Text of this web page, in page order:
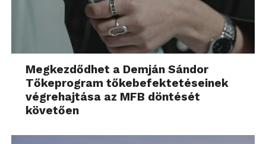
Megkezdődhet a Demján Sándor
Tőkeprogram tőkebefektetéseinek
végrehajtása az MFB döntését
követően